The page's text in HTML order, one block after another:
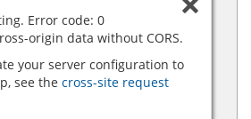
Error code: 0
origin data without CORS.
your server configuration to
see the cross-site request